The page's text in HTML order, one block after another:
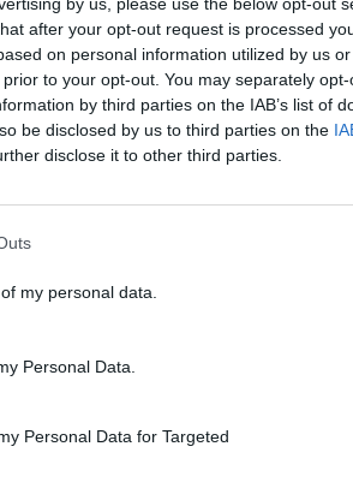
after your opt-out request is processed
on personal information utilized by us
to your opt-out. You may separately
by third parties on the IAB’s list of
be disclosed by us to third parties on the
disclose it to other third parties.
my personal data.
Personal Data.
Personal Data for Targeted